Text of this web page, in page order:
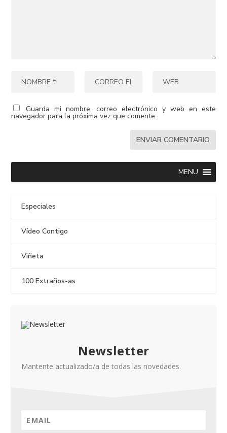
Guarda mi nombre, correo electrónico y web en este
navegador para la próxima vez que comente.
MENU
Especiales
Vídeo Contigo
Viñeta
100 Extraños-as
Newsletter
Mantente actualizado/a de todas las novedades.